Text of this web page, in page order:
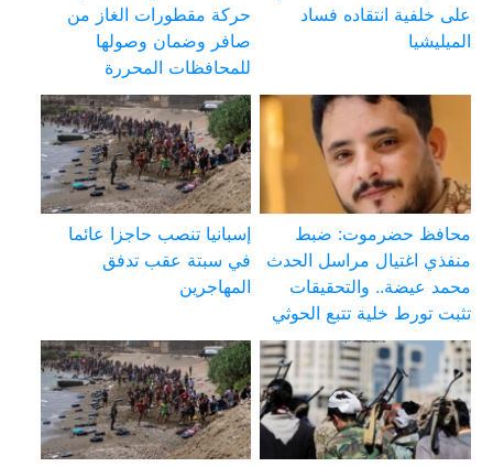
على خلفية انتقاده فساد
الميليشيا
حركة مقطورات الغاز من
صافر وضمان وصولها
للمحافظات المحررة
محافظ حضرموت: ضبط
منفذي اغتيال مراسل الحدث
محمد عيضة.. والتحقيقات
تثبت تورط خلية تتبع الحوثي
إسبانيا تنصب حاجزا عائما
في سبتة عقب تدفق
المهاجرين